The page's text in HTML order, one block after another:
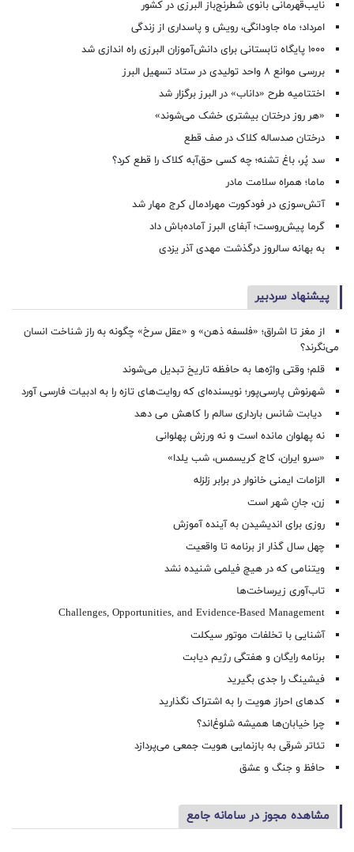
نایب‌قهرمانی بانوی شطرنج‌باز البرزی در کشور
امرداد؛ ماه جاودانگی، رویش و پاسداری از زندگی
۱۰۰۰ پایگاه تابستانی برای دانش‌آموزان البرزی راه اندازی شد
بررسی موانع ۸ واحد تولیدی در ستاد تسهیل البرز
اختتامیه طرح «داناب» در البرز برگزار شد
«هر روز درختان بیشتری خشک می‌شوند»
درختان صدساله کلاک در صف قطع
سد پُر، باغ تشنه؛ چه کسی حق‌آبه کلاک را قطع کرد؟
ماما؛ همراه سلامت مادر
آتش‌سوزی در فودکورت مهرادمال کرج مهار شد
گرما پیش‌روست؛ آبفای البرز آماده‌باش داد
به بهانه سالروز درگذشت مهدی آذر یزدی
پیشنهاد سردبیر
از مغز تا اشراق؛ «فلسفه ذهن» و «عقل سرخ» چگونه به راز شناخت انسان
می‌نگرند؟
قلم؛ وقتی واژه‌ها به حافظه تاریخ تبدیل می‌شوند
شهرنوش پارسی‌پور؛ نویسنده‌ای که روایت‌های تازه را به ادبیات فارسی آورد
دیابت شانس بارداری سالم را کاهش می دهد
نه پهلوان مانده است و نه ورزش پهلوانی
«سرو ایران، کاج کریسمس، شب یلدا»
الزامات ایمنی خانوار در برابر زلزله
زن، جانِ شهر است
روزی برای اندیشیدن به آینده آموزش
چهل سال گذار از برنامه تا واقعیت
ویتنامی که در هیچ فیلمی شنیده نشد
تاب‌آوری زیرساخت‌ها
Challenges, Opportunities, and Evidence-Based Management
آشنایی با تخلفات موتور سیکلت
برنامه رایگان و هفتگی رژیم دیابت
فیشینگ را جدی بگیرید
کدهای احراز هویت را به اشتراک نگذارید
چرا خیابان‌ها همیشه شلوغ‌اند؟
تئاتر شرقی به بازنمایی هویت جمعی می‌پردازد
حافظ و جنگ و عشق
مشاهده مجوز در سامانه جامع